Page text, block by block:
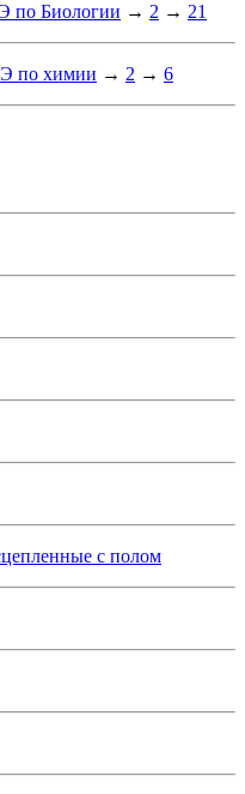
по Биологии → 2 → 21
по химии → 2 → 6
с полом